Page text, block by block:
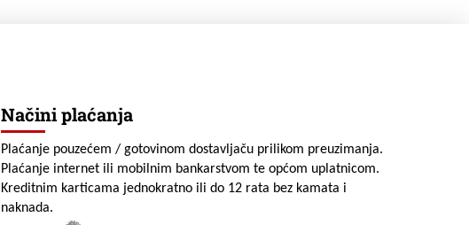
Načini plaćanja
Plaćanje pouzećem / gotovinom dostavljaču prilikom preuzimanja.
Plaćanje internet ili mobilnim bankarstvom te općom uplatnicom.
Kreditnim karticama jednokratno ili do 12 rata bez kamata i
naknada.